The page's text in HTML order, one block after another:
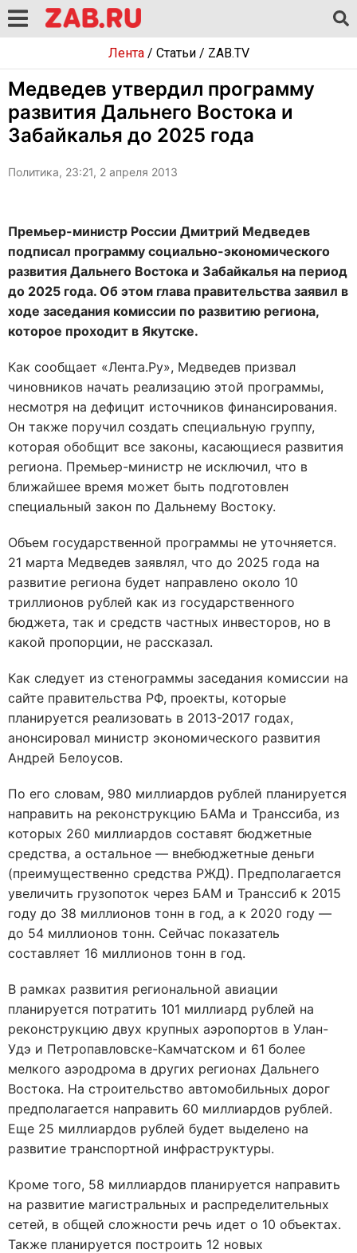
Лента/ Статьи/ ZAB.TV
Медведев утвердил программу
развития Дальнего Востока и
Забайкалья до 2025 года
Политика, 23:21, 2 апреля 2013
Премьер-министр России Дмитрий Медведев
подписал программу социально-экономического
развития Дальнего Востока и Забайкалья на период
до 2025 года. Об этом глава правительства заявил в
ходе заседания комиссии по развитию региона,
которое проходит в Якутске.
Как сообщает «Лента.Ру», Медведев призвал
чиновников начать реализацию этой программы,
несмотря на дефицит источников финансирования.
Он также поручил создать специальную группу,
которая обобщит все законы, касающиеся развития
региона. Премьер-министр не исключил, что в
ближайшее время может быть подготовлен
специальный закон по Дальнему Востоку.
Объем государственной программы не уточняется.
21 марта Медведев заявлял, что до 2025 года на
развитие региона будет направлено около 10
триллионов рублей как из государственного
бюджета, так и средств частных инвесторов, но в
какой пропорции, не рассказал.
Как следует из стенограммы заседания комиссии на
сайте правительства РФ, проекты, которые
планируется реализовать в 2013-2017 годах,
анонсировал министр экономического развития
Андрей Белоусов.
По его словам, 980 миллиардов рублей планируется
направить на реконструкцию БАМа и Транссиба, из
которых 260 миллиардов составят бюджетные
средства, а остальное — внебюджетные деньги
(преимущественно средства РЖД). Предполагается
увеличить грузопоток через БАМ и Транссиб к 2015
году до 38 миллионов тонн в год, а к 2020 году —
до 54 миллионов тонн. Сейчас показатель
составляет 16 миллионов тонн в год.
В рамках развития региональной авиации
планируется потратить 101 миллиард рублей на
реконструкцию двух крупных аэропортов в Улан-
Удэ и Петропавловске-Камчатском и 61 более
мелкого аэродрома в других регионах Дальнего
Востока. На строительство автомобильных дорог
предполагается направить 60 миллиардов рублей.
Еще 25 миллиардов рублей будет выделено на
развитие транспортной инфраструктуры.
Кроме того, 58 миллиардов планируется направить
на развитие магистральных и распределительных
сетей, в общей сложности речь идет о 10 объектах.
Также планируется построить 12 новых